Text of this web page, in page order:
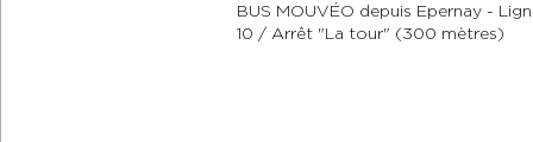
BUS MOUVÉO depuis Epernay -
10 / Arrêt "La tour" (300 mètres)